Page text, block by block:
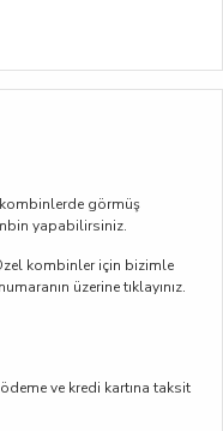
görmüş
yapabilirsiniz.
kombinler için bizimle
üzerine tıklayınız.
ve kredi kartına taksit